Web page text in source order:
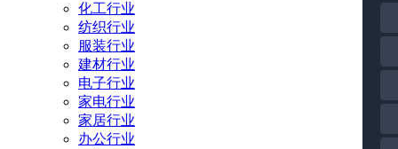
化工行业
纺织行业
服装行业
建材行业
电子行业
家电行业
家居行业
办公行业